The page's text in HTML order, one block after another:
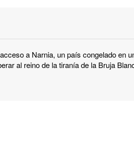
a Narnia, un país congelado en
al reino de la tiranía de la Bruja